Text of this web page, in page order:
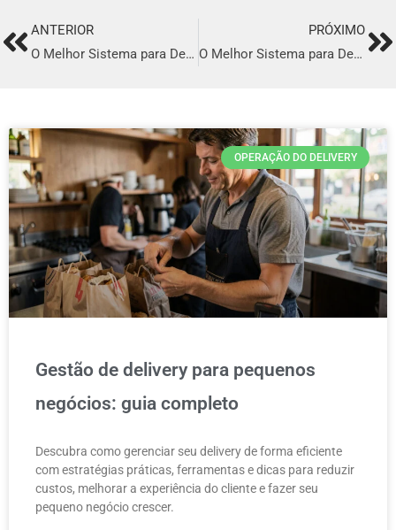
PrevANTERIOR
O Melhor Sistema para Delivery em Maranguape
PRÓXIMO
O Melhor Sistema para Delivery em Sinop
OPERAÇÃO DO DELIVERY
Gestão de delivery para pequenos
negócios: guia completo
Descubra como gerenciar seu delivery de forma eficiente
com estratégias práticas, ferramentas e dicas para reduzir
custos, melhorar a experiência do cliente e fazer seu
pequeno negócio crescer.